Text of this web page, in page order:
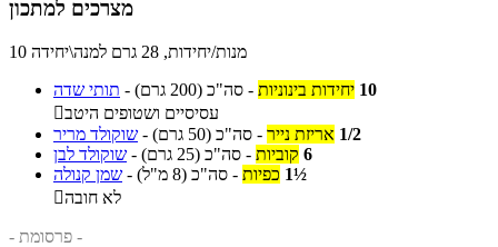
מצרכים למתכון
10 מנות/יחידות, 28 גרם למנה\יחידה
תותי שדה - 10 יחידות בינוניות - סה"כ (200 גרם)
עסיסיים ושטופים היטב
שוקולד מריר - 1/2 אריזת נייר - סה"כ (50 גרם)
שוקולד לבן - 6 קוביות - סה"כ (25 גרם)
שמן קנולה - 1½ כפיות - סה"כ (8 מ"ל)
לא חובה
- פרסומת -